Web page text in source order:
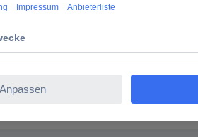
Grau
(L x B x H)